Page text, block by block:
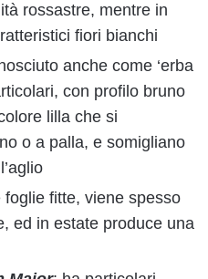
rossastre, mentre in
fiori bianchi
anche come ‘erba
con profilo bruno
lilla che si
o a palla, e somigliano
foglie fitte, viene spesso
ed in estate produce una